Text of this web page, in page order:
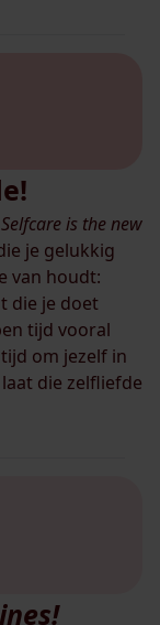
Selfcare is the new
je gelukkig
van houdt:
die je doet
tijd vooral
om jezelf in
die zelfliefde